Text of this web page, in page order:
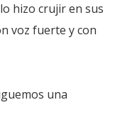
hizo crujir en sus
voz fuerte y con
una